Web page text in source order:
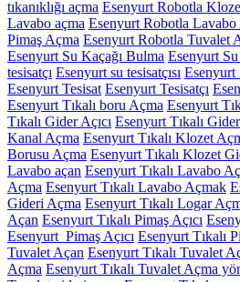
tıkanıklığı açma Esenyurt Robotla
Lavabo açma Esenyurt Robotla
Pimaş Açma Esenyurt Robotla Tuvalet
Esenyurt Su Kaçağı Bulma Esenyurt
tesisatçı Esenyurt su tesisatçısı Esenyurt
Esenyurt Tesisat Esenyurt Tesisatçı
Esenyurt Tıkalı boru Açma Esenyurt
Tıkalı Gider Açıcı Esenyurt Tıkalı
Kanal Açma Esenyurt Tıkalı Klozet
Borusu Açma Esenyurt Tıkalı Klozet
Lavabo açan Esenyurt Tıkalı Lavabo
Açma Esenyurt Tıkalı Lavabo Açmak
Gideri Açma Esenyurt Tıkalı Logar
Açan Esenyurt Tıkalı Pimaş Açıcı
Esenyurt Pimaş Açıcı Esenyurt Tıkalı
Tuvalet Açan Esenyurt Tıkalı Tuvalet
Açma Esenyurt Tıkalı Tuvalet Açma